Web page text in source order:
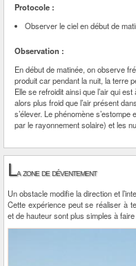
Protocole :
Observer le ciel en début de
Observation :
En début de matinée, on observe
produit car pendant la nuit, la terre
Elle se refroidit ainsi que l’air qui
alors plus froid que l’air présent
s’élever. Le phénomène
par le rayonnement solaire) et les
La zone de déventement
Un obstacle modifie la direction et
Cette expérience peut se réaliser à
et de hauteur sont plus simples à